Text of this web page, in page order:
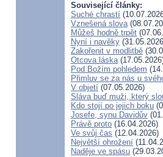
Související články:
Suché chrastí
Vznešená slova
Můžeš hodně trpět
Nyní i navěky
Zakořenit v modlitbě
Otcova láska
Pod Božím pohledem
Přimluv se za nás u
V objetí (07.05.2026)
Sláva buď muži, který
Kdo stojí po jejich boku
Josefe, synu Davidův
Právě proto (16.04.2026)
Ve svůj čas (12.04.2026)
Největší ohrožení
Naděje ve spásu